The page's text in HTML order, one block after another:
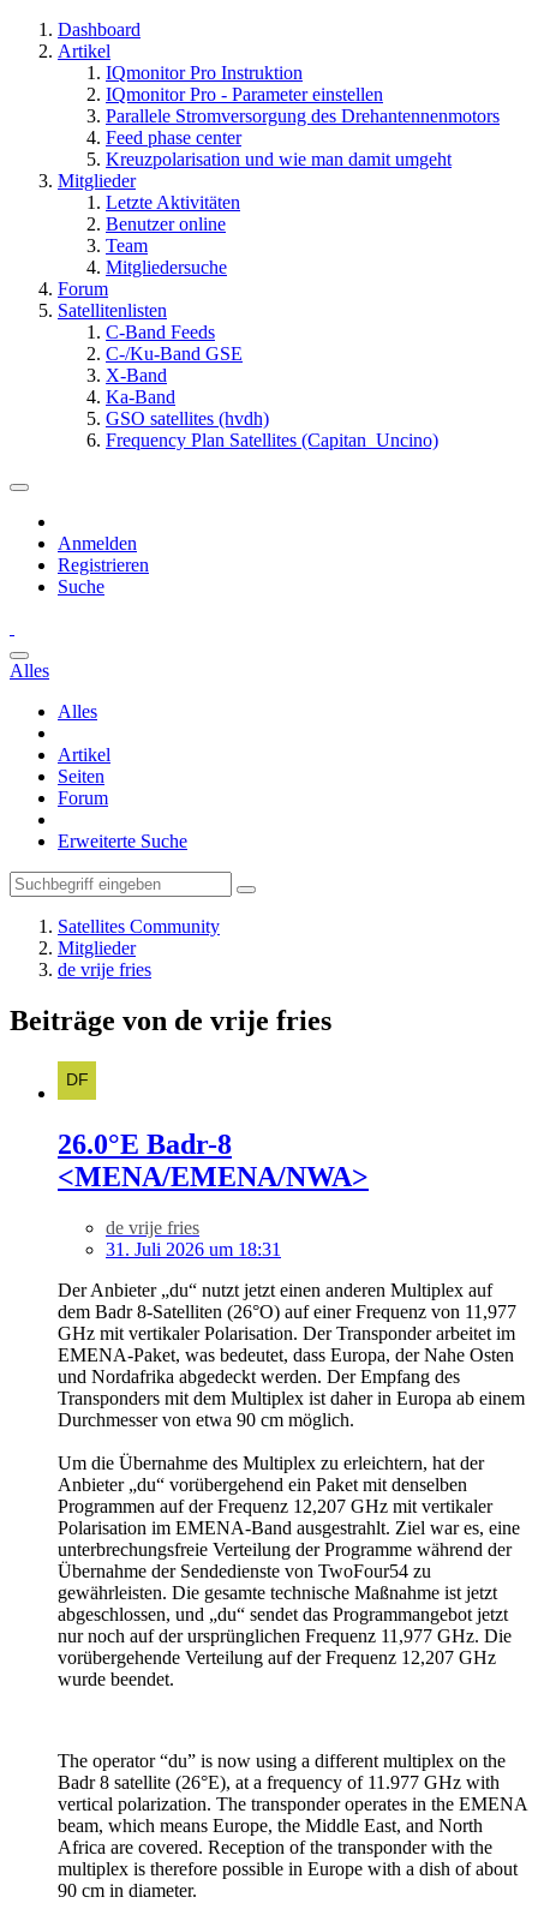
Dashboard
Artikel
IQmonitor Pro Instruktion
IQmonitor Pro - Parameter einstellen
Parallele Stromversorgung des Drehantennenmotors
Feed phase center
Kreuzpolarisation und wie man damit umgeht
Mitglieder
Letzte Aktivitäten
Benutzer online
Team
Mitgliedersuche
Forum
Satellitenlisten
C-Band Feeds
C-/Ku-Band GSE
X-Band
Ka-Band
GSO satellites (hvdh)
Frequency Plan Satellites (Capitan_Uncino)
Anmelden
Registrieren
Suche
Alles
Alles
Artikel
Seiten
Forum
Erweiterte Suche
Satellites Community
Mitglieder
de vrije fries
Beiträge von de vrije fries
26.0°E Badr-8
<MENA/EMENA/NWA>
de vrije fries
31. Juli 2026 um 18:31
Der Anbieter „du“ nutzt jetzt einen anderen Multiplex auf
dem Badr 8-Satelliten (26°O) auf einer Frequenz von 11,977
GHz mit vertikaler Polarisation. Der Transponder arbeitet im
EMENA-Paket, was bedeutet, dass Europa, der Nahe Osten
und Nordafrika abgedeckt werden. Der Empfang des
Transponders mit dem Multiplex ist daher in Europa ab einem
Durchmesser von etwa 90 cm möglich.
Um die Übernahme des Multiplex zu erleichtern, hat der
Anbieter „du“ vorübergehend ein Paket mit denselben
Programmen auf der Frequenz 12,207 GHz mit vertikaler
Polarisation im EMENA-Band ausgestrahlt. Ziel war es, eine
unterbrechungsfreie Verteilung der Programme während der
Übernahme der Sendedienste von TwoFour54 zu
gewährleisten. Die gesamte technische Maßnahme ist jetzt
abgeschlossen, und „du“ sendet das Programmangebot jetzt
nur noch auf der ursprünglichen Frequenz 11,977 GHz. Die
vorübergehende Verteilung auf der Frequenz 12,207 GHz
wurde beendet.
The operator “du” is now using a different multiplex on the
Badr 8 satellite (26°E), at a frequency of 11.977 GHz with
vertical polarization. The transponder operates in the EMENA
beam, which means Europe, the Middle East, and North
Africa are covered. Reception of the transponder with the
multiplex is therefore possible in Europe with a dish of about
90 cm in diameter.